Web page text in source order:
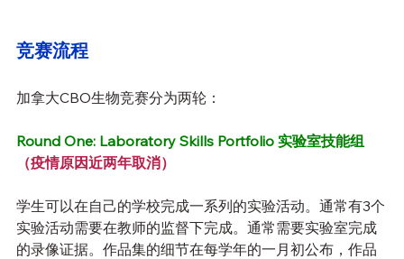
竞赛流程
加拿大CBO生物竞赛分为两轮：
Round One: Laboratory Skills Portfolio 实验室技能组
（疫情原因近两年取消）
学生可以在自己的学校完成一系列的实验活动。通常有3个
实验活动需要在教师的监督下完成。通常需要实验室完成
的录像证据。作品集的细节在每学年的一月初公布，作品